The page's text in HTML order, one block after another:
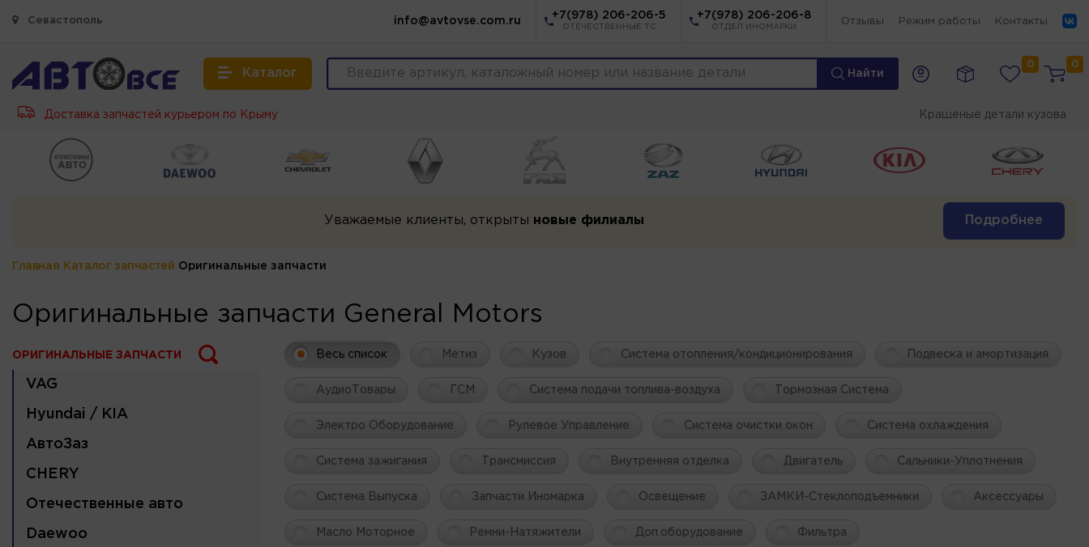
Севастополь info@avtovse.com.ru
+7(978) 206-206-5
ОТЕЧЕСТВЕННЫЕ ТС
+7(978) 206-206-8
ОТДЕЛ ИНОМАРКИ
Отзывы Режим работы Контакты
Каталог Найти
0 0
Доставка запчастей курьером по Крыму Крашеные детали кузова
Уважаемые клиенты, открыты новые филиалы Подробнее
Главная Каталог запчастей Оригинальные запчасти
Оригинальные запчасти General Motors
ОРИГИНАЛЬНЫЕ ЗАПЧАСТИ
VAG
Hyundai / KIA
АвтоЗаз
CHERY
Отечественные авто
Daewoo
Весь список Метиз Кузов Система отопления/кондиционирования Подвеска и амортизация
АудиоТовары ГСМ Система подачи топлива-воздуха Тормозная Система
Электро Оборудование Рулевое Управление Система очистки окон Система охлаждения
Система зажигания Трансмиссия Внутренняя отделка Двигатель Сальники-Уплотнения
Система Выпуска Запчасти Иномарка Освещение ЗАМКИ-Стеклоподъемники Аксессуары
Масло Моторное Ремни-Натяжители Доп.оборудование Фильтра